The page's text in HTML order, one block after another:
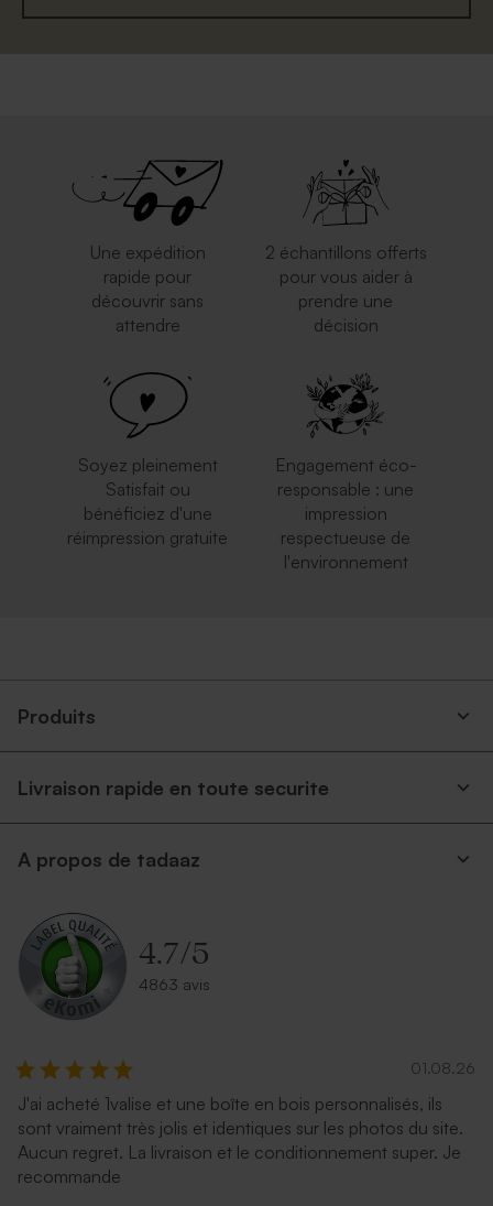
Enveloppe rectangulaire
Enveloppe crème
Enveloppe voeux papier
Enveloppe voeux longue
rose nude
Enveloppe voeux longue
eucalyptus
Une expédition
rapide pour
découvrir sans
attendre
2 échantillons offerts
pour vous aider à
prendre une
décision
Soyez pleinement
Satisfait ou
bénéficiez d'une
réimpression gratuite
Engagement éco-
responsable : une
impression
respectueuse de
l'environnement
Produits
Livraison rapide en toute securite
A propos de tadaaz
4.7/5
4863 avis
01.08.26
J'ai acheté 1valise et une boîte en bois personnalisés, ils
sont vraiment très jolis et identiques sur les photos du site.
Aucun regret. La livraison et le conditionnement super. Je
recommande